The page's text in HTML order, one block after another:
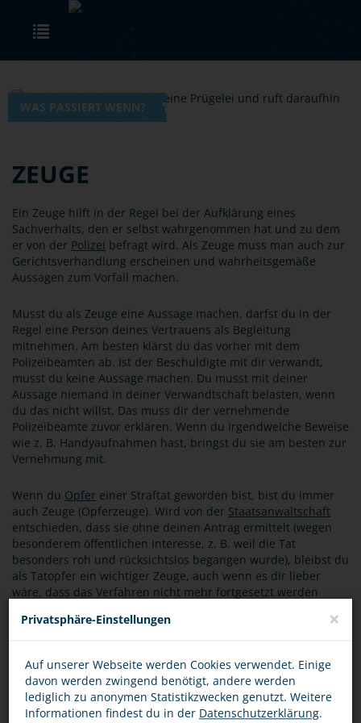
Skip to main content
WAS PASSIERT WENN?
ZEUGE
Ein Zeuge hilft in der Regel bei der Aufklärung eines
Sachverhalts, den er selbst wahrgenommen hat und zu dem
er von der Polizei befragt wird. Als Zeuge muss man auch zur
Gerichtsverhandlung erscheinen und wahrheitsgemäße
Aussagen zum Vorfall machen.
Musst du als Zeuge eine Aussage machen, darfst du in der
Regel eine Person deines Vertrauens als Begleitung
mitnehmen. Am besten klärst du das vorher mit dem
Polizeibeamten ab. Ist der Beschuldigte mit dir verwandt,
musst du keine Aussage machen. Du musst mit deiner
Aussage niemand in deiner Verwandtschaft belasten, wenn
du das nicht willst. Das muss dir der vernehmende
Polizeibeamte zuvor erklären. Wenn du irgendwelche Beweise
wie z. B. Handyaufnahmen hast, bringst du sie am besten zur
Vernehmung mit.
Wenn du Opfer einer Straftat geworden bist, bist du immer
auch Zeuge (Opferzeuge). Wird von der Staatsanwaltschaft
entschieden, dass sie ohne deinen Antrag ermittelt (wegen
besonderem öffentlichen Interesse, z. B. weil die Tat
besonders roh und rücksichtslos begangen wurde), bleibst du
als Tatopfer ein wichtiger Zeuge, auch wenn es dir lieber
wäre, dass das Verfahren nicht mehr fortgesetzt werden
Privatsphäre-Einstellungen ×
Auf unserer Webseite werden Cookies verwendet. Einige
davon werden zwingend benötigt, andere werden
lediglich zu anonymen Statistikzwecken genutzt. Weitere
Informationen findest du in der Datenschutzerklärung.